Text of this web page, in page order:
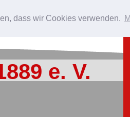
dass wir Cookies verwenden.
e. V.